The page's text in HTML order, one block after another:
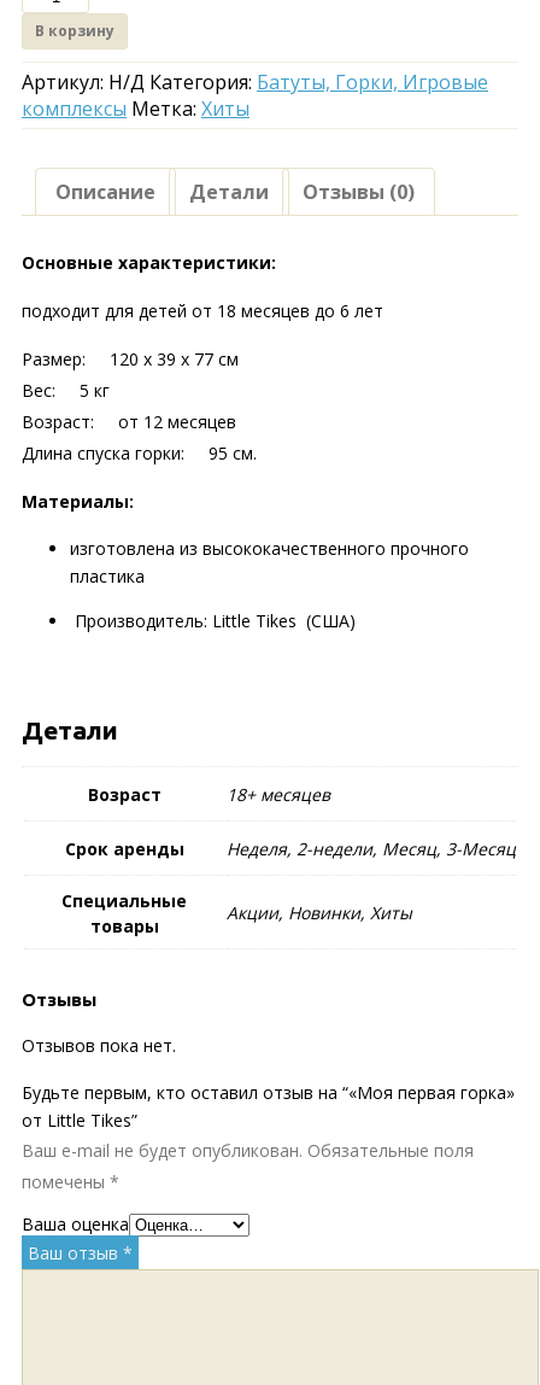
В корзину
Артикул: Н/Д Категория: Батуты, Горки, Игровые
комплексы Метка: Хиты
Описание Детали Отзывы (0)
Основные характеристики:
подходит для детей от 18 месяцев до 6 лет
Размер: 120 х 39 х 77 см
Вес: 5 кг
Возраст: от 12 месяцев
Длина спуска горки: 95 см.
Материалы:
изготовлена из высококачественного прочного
пластика
Производитель: Little Tikes (США)
Детали
Возраст 18+ месяцев
Срок аренды Неделя, 2-недели, Месяц, 3-Месяц
Специальные
товары
Акции, Новинки, Хиты
Отзывы
Отзывов пока нет.
Будьте первым, кто оставил отзыв на “«Моя первая горка»
от Little Tikes”
Ваш e-mail не будет опубликован. Обязательные поля
помечены *
Ваша оценка
Ваш отзыв *